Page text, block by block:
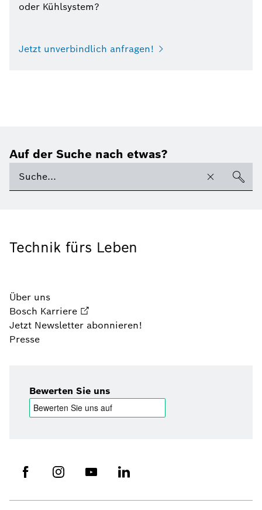
oder Kühlsystem?
Jetzt unverbindlich anfragen!
Auf der Suche nach etwas?
Technik fürs Leben
Über uns
Bosch Karriere
Jetzt Newsletter abonnieren!
Presse
Bewerten Sie uns